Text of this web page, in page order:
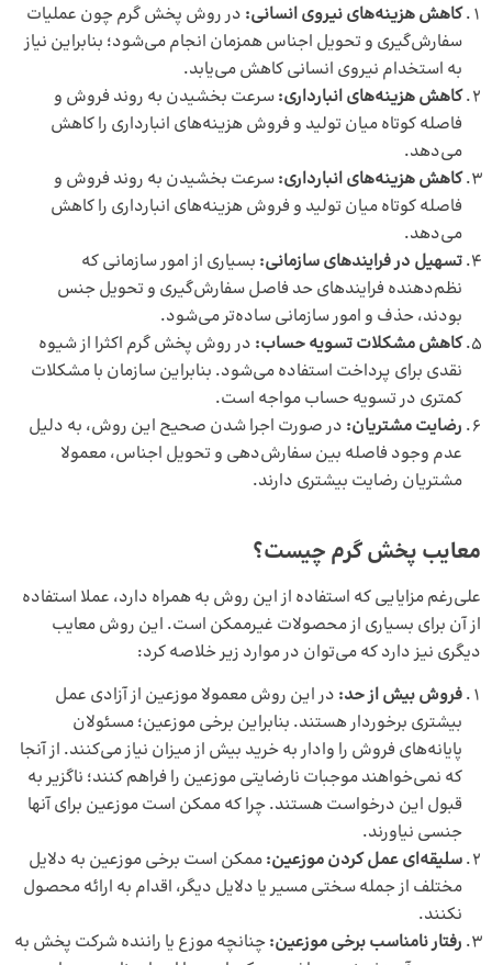
کاهش هزینه‌های نیروی انسانی: در روش پخش گرم چون عملیات
سفارش‌گیری و تحویل اجناس همزمان انجام می‌شود؛ بنابراین نیاز
به استخدام نیروی انسانی کاهش می‌یابد.
کاهش هزینه‌های انبارداری:سرعت بخشیدن به روند فروش و
فاصله کوتاه میان تولید و فروش هزینه‌های انبارداری را کاهش
می‌دهد.
کاهش هزینه‌های انبارداری:سرعت بخشیدن به روند فروش و
فاصله کوتاه میان تولید و فروش هزینه‌های انبارداری را کاهش
می‌دهد.
تسهیل در فرایندهای سازمانی: بسیاری از امور سازمانی که
نظم‌دهنده فرایندهای حد فاصل سفارش‌گیری و تحویل جنس
بودند، حذف و امور سازمانی ساده‌تر می‌شود.
کاهش مشکلات تسویه حساب: در روش پخش گرم اکثرا از شیوه
نقدی برای پرداخت استفاده می‌شود. بنابراین سازمان با مشکلات
کمتری در تسویه حساب مواجه است.
رضایت مشتریان: در صورت اجرا شدن صحیح این روش، به دلیل
عدم وجود فاصله بین سفارش‌دهی و تحویل اجناس، معمولا
مشتریان رضایت بیشتری دارند.
معایب پخش گرم چیست؟
علی‌رغم مزایایی که استفاده از این روش به همراه دارد، عملا استفاده
از آن برای بسیاری از محصولات غیرممکن است. این روش معایب
دیگری نیز دارد که می‌توان در موارد زیر خلاصه کرد:
فروش بیش از حد: در این روش معمولا موزعین از آزادی عمل
بیشتری برخوردار هستند. بنابراین برخی موزعین؛ مسئولان
پایانه‌های فروش را وادار به خرید بیش از میزان نیاز می‌کنند. از آنجا
که نمی‌خواهند موجبات نارضایتی موزعین را فراهم کنند؛ ناگزیر به
قبول این درخواست هستند. چرا که ممکن است موزعین برای آنها
جنسی نیاورند.
سلیقه‌ای عمل کردن موزعین:ممکن است برخی موزعین به دلایل
مختلف از جمله سختی مسیر یا دلایل دیگر، اقدام به ارائه محصول
نکنند.
رفتار نامناسب برخی موزعین:چنانچه موزع یا راننده شرکت پخش به